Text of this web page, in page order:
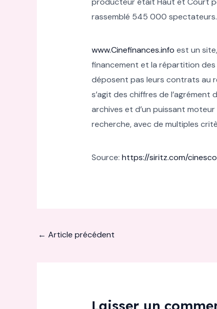
rassemblé 545 000 spectateurs.
www.Cinefinances.info est un
financement et la répartition des
déposent pas leurs contrats au
s’agit des chiffres de
archives et d’un puissant
recherche, avec de multiples
Source: https://siritz.com/
← Article précédent